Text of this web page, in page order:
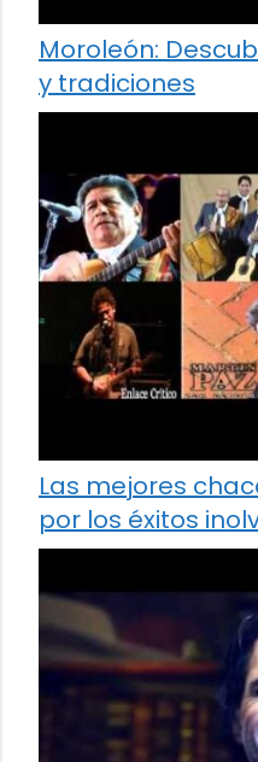
Moroleón:
y tradiciones
Las mejores
por los éxitos